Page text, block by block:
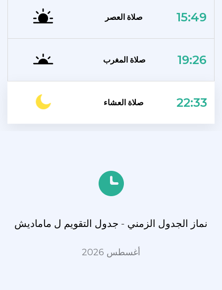
صلاة العصر 15:49
صلاة المغرب 19:26
صلاة العشاء 22:33
نماز الجدول الزمني - جدول التقويم ل ماماديش
أغسطس 2026